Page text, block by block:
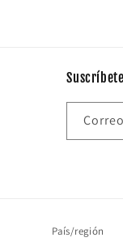
País/región